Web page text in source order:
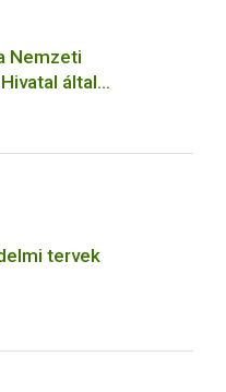
Nemzeti
által
felügyeleti
kapcsolódó
tervek